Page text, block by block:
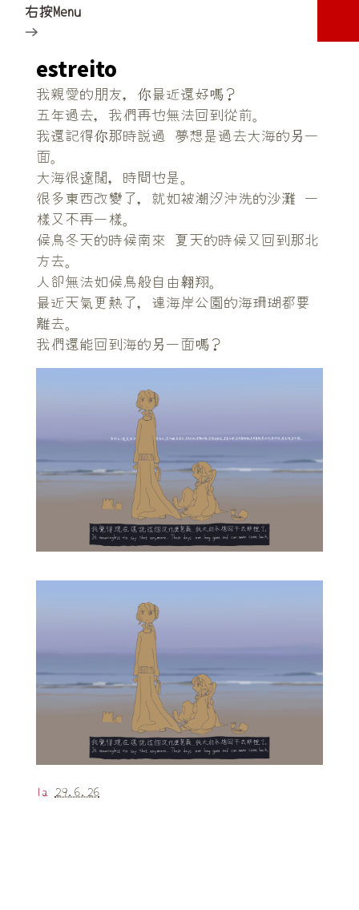
右按Menu
→
estreito
我親愛的朋友， 你最近還好嗎？
五年過去，我們再也無法回到從前。
我還記得你那時説過 夢想是過去大海的 另 一
面。
大海很遼闊，時間也是。
很多東西改變了，就如被潮汐沖洗的沙灘 一
樣又不再一樣。
候鳥冬天的時候南來 夏天的時候又回到那北
方去。
人卻無法如候鳥般自由翱翔。
最近天氣更熱了，連海岸公園的海珊瑚都要
離去。
我們還能回到海的 另 一面嗎？
la 29.6.26